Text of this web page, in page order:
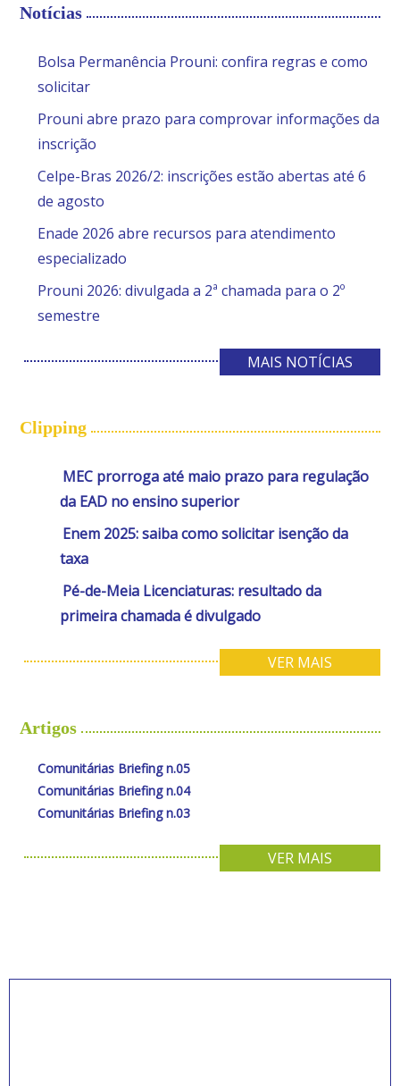
Notícias
Bolsa Permanência Prouni: confira regras e como
solicitar
Prouni abre prazo para comprovar informações da
inscrição
Celpe-Bras 2026/2: inscrições estão abertas até 6
de agosto
Enade 2026 abre recursos para atendimento
especializado
Prouni 2026: divulgada a 2ª chamada para o 2º
semestre
MAIS NOTÍCIAS
Clipping
MEC prorroga até maio prazo para regulação
da EAD no ensino superior
Enem 2025: saiba como solicitar isenção da
taxa
Pé-de-Meia Licenciaturas: resultado da
primeira chamada é divulgado
VER MAIS
Artigos
Comunitárias Briefing n.05
Comunitárias Briefing n.04
Comunitárias Briefing n.03
VER MAIS